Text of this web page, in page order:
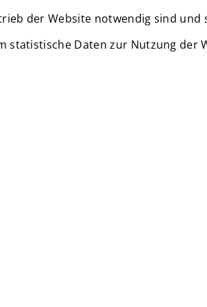
der Website notwendig sind und
Daten zur Nutzung der